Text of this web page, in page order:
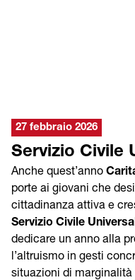
27 febbraio 2026
Servizio Civile
Anche quest’anno
porte ai giovani che
cittadinanza attiva e
Servizio Civile
dedicare un anno alla
l’altruismo in gesti
situazioni di marginalità